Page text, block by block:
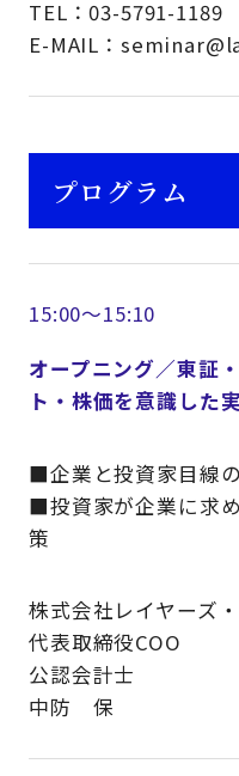
TEL：03-5791-1189
E-MAIL：
プログラム
15:00～15:10
オープニング／東証
ト・株価を意識した
■企業と投資家目線
■投資家が企業に求
策
株式会社レイヤーズ
代表取締役COO
公認会計士
中防 保